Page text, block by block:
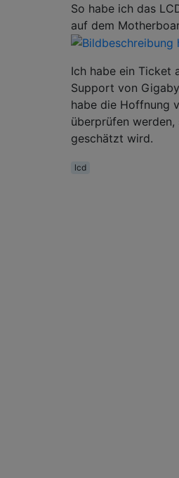
So habe ich das
auf dem
Ich habe ein Ticket
Support von
habe die Hoffnung
überprüfen
geschätzt wird.
lcd